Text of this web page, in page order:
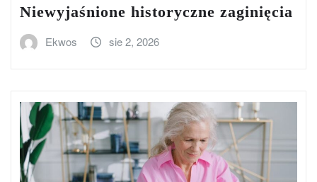
Niewyjaśnione historyczne zaginięcia
Ekwos sie 2, 2026